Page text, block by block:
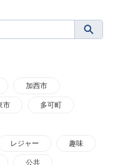
加西市
市 多可町
レジャー 趣味
公共